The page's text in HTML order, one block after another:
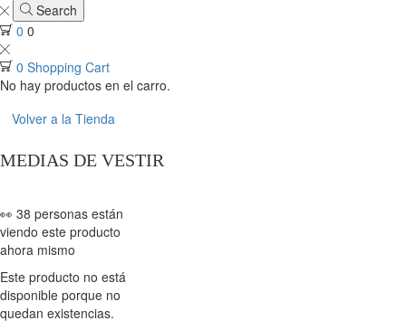
Search
0 0
0 Shopping Cart
No hay productos en el carro.
Volver a la Tienda
MEDIAS DE VESTIR
👀 38 personas están
viendo este producto
ahora mismo
Este producto no está
disponible porque no
quedan existencias.